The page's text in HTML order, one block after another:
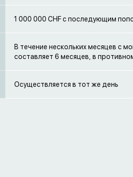
1 000 000 CHF с последующим
В течение нескольких месяцев с
составляет 6 месяцев, в
Осуществляется в тот же день